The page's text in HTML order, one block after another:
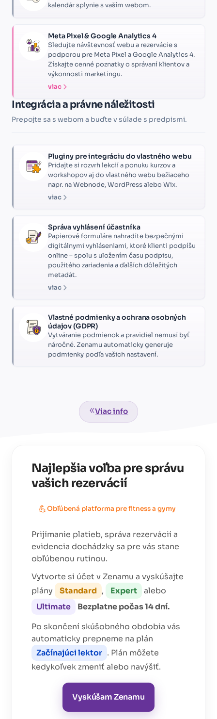
kalendár splynie s vaším webom.
Meta Pixel & Google Analytics 4
Sledujte návštevnosť webu a rezervácie s
podporou pre Meta Pixel a Google Analytics 4.
Získajte cenné poznatky o správaní klientov a
výkonnosti marketingu.
viac
Integrácia a právne náležitosti
Prepojte sa s webom a buďte v súlade s predpismi.
Pluginy pre integráciu do vlastného webu
Pridajte si rozvrh lekcií a ponuku kurzov a
workshopov aj do vlastného webu bežiaceho
napr. na Webnode, WordPress alebo Wix.
viac
Správa vyhlásení účastníka
Papierové formuláre nahradíte bezpečnými
digitálnymi vyhláseniami, ktoré klienti podpíšu
online – spolu s uložením času podpisu,
použitého zariadenia a ďalších dôležitých
metadát.
viac
Vlastné podmienky a ochrana osobných
údajov (GDPR)
Vytváranie podmienok a pravidiel nemusí byť
náročné. Zenamu automaticky generuje
podmienky podľa vašich nastavení.
Viac info
Najlepšia voľba pre správu
vašich rezervácií
💪Obľúbená platforma prefitness a gymy
Prijímanie platieb, správa rezervácií a
evidencia dochádzky sa pre vás stane
obľúbenou rutinou.
Vytvorte si účet v Zenamu a vyskúšajte
plány
Standard , Expert
alebo
Ultimate
Bezplatne počas 14 dní.
Po skončení skúšobného obdobia vás
automaticky prepneme na plán
Začínajúci lektor . Plán môžete
kedykoľvek zmeniť alebo navýšiť.
Vyskúšam Zenamu